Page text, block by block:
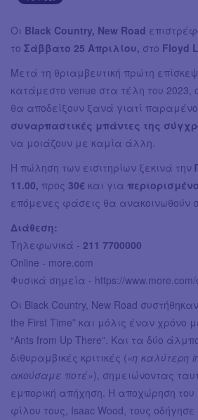
Οι Black Country, New Road
το Σάββατο 25 Απριλίου, στο Floyd
Μετά τη θριαμβευτική πρώτη
κατάμεστο venue στα τέλη του 2023,
θα αποδείξουν ξανά γιατί
συναρπαστικές μπάντες της
να μοιάζουν με καμία άλλη.
Η πώληση των εισιτηρίων ξεκινά την
11.00, προς 30€ και για
επόμενες φάσεις θα ανακοινωθούν
Διάθεση:
Τηλεφωνικά - 211 7700000
Online - more.com
Φυσικά σημεία - https://
Οι Black Country, New Road
the First Time” και μόλις έναν χρόνο
“Ants from Up There”. Και τα δύο
διθυραμβικές κριτικές («η καλύτερη
ακούσαμε ποτέ»), σημειώνοντας
εμπορική απήχηση. Η αποχώρηση του
φίλου τους, Isaac Wood, τους